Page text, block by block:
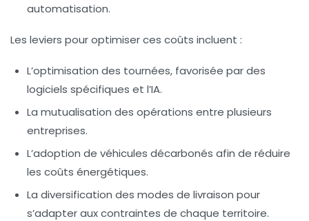
automatisation.
Les leviers pour optimiser ces coûts incluent :
L’optimisation des tournées, favorisée par des
logiciels spécifiques et l’IA.
La mutualisation des opérations entre plusieurs
entreprises.
L’adoption de véhicules décarbonés afin de réduire
les coûts énergétiques.
La diversification des modes de livraison pour
s’adapter aux contraintes de chaque territoire.